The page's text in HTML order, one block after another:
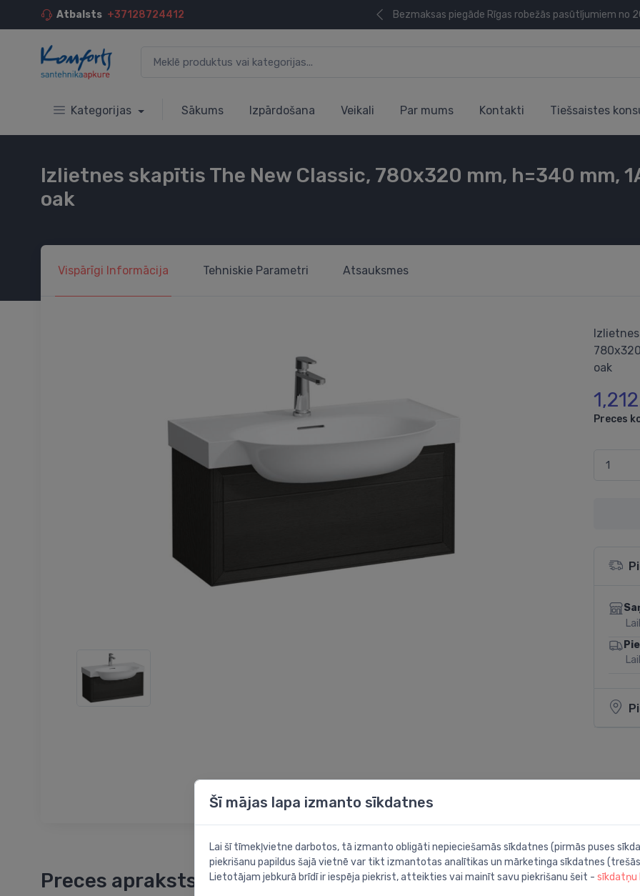
Atbalsts +37128724412 Bezmaksas piegāde Rīgas robežās pasūtījumiem no
Kategorijas Sākums Izpārdošana Veikali Par mums Kontakti Tiešsaistes
Izlietnes skapītis The New Classic, 780x320 mm, h=340 mm,
oak
Vispārīgi Informācija Tehniskie Parametri Atsauksmes
oak
Preces
Preces apraksts
Šī mājas lapa izmanto sīkdatnes
Lai šī tīmekļvietne darbotos, tā izmanto obligāti nepieciešamās sīkdatnes (pirmās puses
piekrišanu papildus šajā vietnē var tikt izmantotas analītikas un mārketinga sīkdatnes
Lietotājam jebkurā brīdī ir iespēja piekrist, atteikties vai mainīt savu piekrišanu šeit - sīkdatņu